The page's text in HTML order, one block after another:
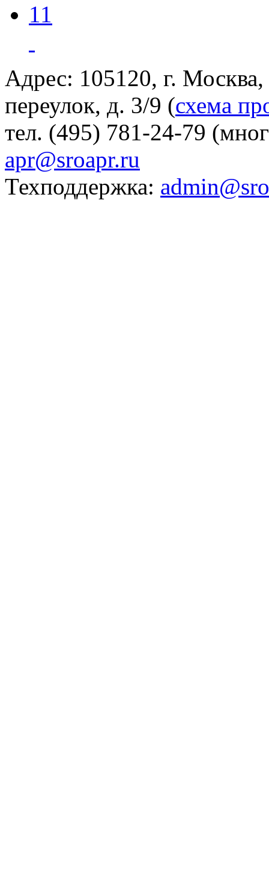
11
Адрес: 105120, г.
переулок, д. 3/9 (схема
тел. (495) 781-24-79
apr@sroapr.ru
Техподдержка: